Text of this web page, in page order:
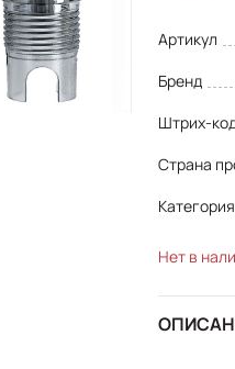
Артикул
Бренд
Штрих-
Страна
Категория
Нет в